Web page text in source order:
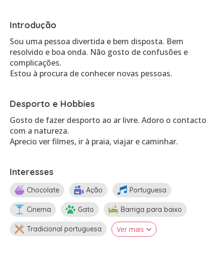
Introdução
Sou uma pessoa divertida e bem disposta. Bem
resolvido e boa onda. Não gosto de confusões e
complicações.
Estou à procura de conhecer novas pessoas.
Desporto e Hobbies
Gosto de fazer desporto ao ar livre. Adoro o contacto
com a natureza.
Aprecio ver filmes, ir à praia, viajar e caminhar.
Interesses
Chocolate Ação Portuguesa
Cinema Gato Barriga para baixo
Tradicional portuguesa Ver mais